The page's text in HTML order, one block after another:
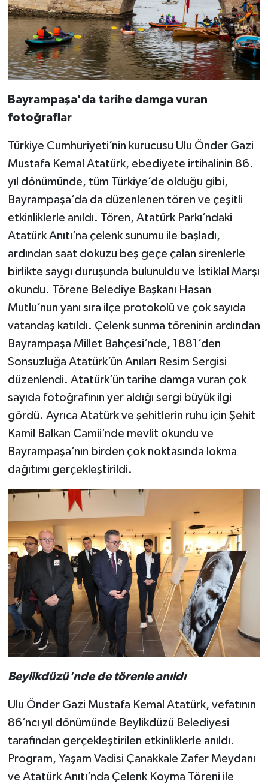
Bayrampaşa'da tarihe damga vuran
fotoğraflar
Türkiye Cumhuriyeti’nin kurucusu Ulu Önder Gazi
Mustafa Kemal Atatürk, ebediyete irtihalinin 86.
yıl dönümünde, tüm Türkiye’de olduğu gibi,
Bayrampaşa’da da düzenlenen tören ve çeşitli
etkinliklerle anıldı. Tören, Atatürk Parkı’ndaki
Atatürk Anıtı’na çelenk sunumu ile başladı,
ardından saat dokuzu beş geçe çalan sirenlerle
birlikte saygı duruşunda bulunuldu ve İstiklal Marşı
okundu. Törene Belediye Başkanı Hasan
Mutlu’nun yanı sıra ilçe protokolü ve çok sayıda
vatandaş katıldı. Çelenk sunma töreninin ardından
Bayrampaşa Millet Bahçesi’nde, 1881’den
Sonsuzluğa Atatürk’ün Anıları Resim Sergisi
düzenlendi. Atatürk’ün tarihe damga vuran çok
sayıda fotoğrafının yer aldığı sergi büyük ilgi
gördü. Ayrıca Atatürk ve şehitlerin ruhu için Şehit
Kamil Balkan Camii’nde mevlit okundu ve
Bayrampaşa’nın birden çok noktasında lokma
dağıtımı gerçekleştirildi.
Beylikdüzü'nde de törenle anıldı
Ulu Önder Gazi Mustafa Kemal Atatürk, vefatının
86’ncı yıl dönümünde Beylikdüzü Belediyesi
tarafından gerçekleştirilen etkinliklerle anıldı.
Program, Yaşam Vadisi Çanakkale Zafer Meydanı
ve Atatürk Anıtı’nda Çelenk Koyma Töreni ile